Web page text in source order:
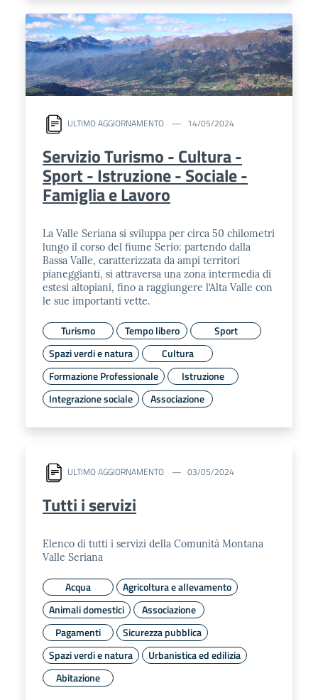
ULTIMO AGGIORNAMENTO 14/05/2024
Servizio Turismo - Cultura -
Sport - Istruzione - Sociale -
Famiglia e Lavoro
La Valle Seriana si sviluppa per circa 50 chilometri
lungo il corso del fiume Serio: partendo dalla
Bassa Valle, caratterizzata da ampi territori
pianeggianti, si attraversa una zona intermedia di
estesi altopiani, fino a raggiungere l’Alta Valle con
le sue importanti vette.
Turismo Tempo libero
Sport
Spazi verdi e natura
Cultura
Formazione Professionale
Istruzione
Integrazione sociale
Associazione
ULTIMO AGGIORNAMENTO 03/05/2024
Tutti i servizi
Elenco di tutti i servizi della Comunità Montana
Valle Seriana
Acqua
Agricoltura e allevamento
Animali domestici
Associazione
Pagamenti
Sicurezza pubblica
Spazi verdi e natura
Urbanistica ed edilizia
Abitazione